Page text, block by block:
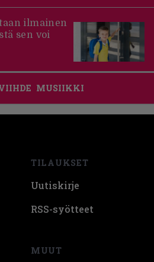
ilmainen
sen voi
MUSIIKKI
TILAUKSET
Uutiskirje
RSS-syötteet
MUUT